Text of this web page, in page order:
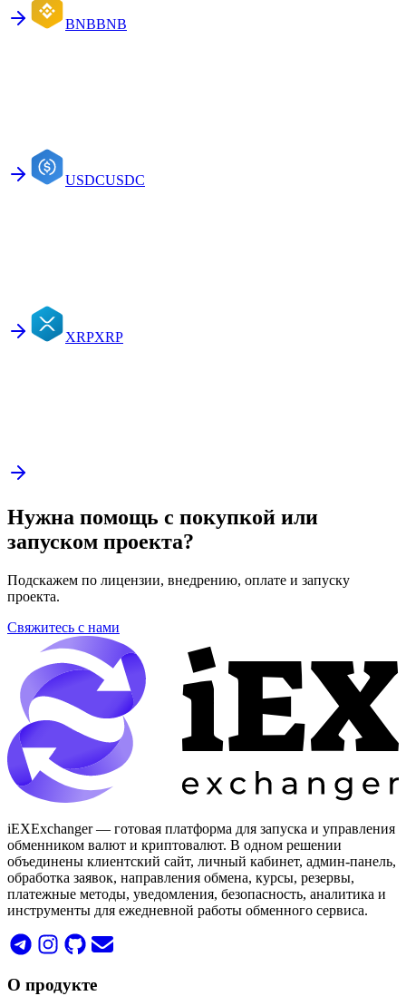
BNBBNB
USDCUSDC
XRPXRP
Нужна помощь с покупкой или
запуском проекта?
Подскажем по лицензии, внедрению, оплате и запуску
проекта.
Свяжитесь с нами
iEXExchanger — готовая платформа для запуска и управления
обменником валют и криптовалют. В одном решении
объединены клиентский сайт, личный кабинет, админ-панель,
обработка заявок, направления обмена, курсы, резервы,
платежные методы, уведомления, безопасность, аналитика и
инструменты для ежедневной работы обменного сервиса.
О продукте